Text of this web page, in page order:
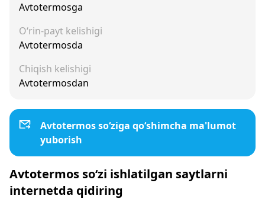
Avtotermosga
O‘rin-payt kelishigi
Avtotermosda
Chiqish kelishigi
Avtotermosdan
Avtotermos so‘ziga qo‘shimcha ma'lumot
yuborish
Avtotermos so‘zi ishlatilgan saytlarni
internetda qidiring